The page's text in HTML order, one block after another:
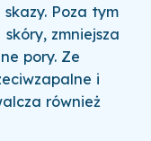
Poza tym
zmniejsza
pory. Ze
i
również